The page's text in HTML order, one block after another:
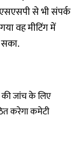
से भी संपर्क
वह मीटिंग में
जांच के लिए
करेगा कमेटी